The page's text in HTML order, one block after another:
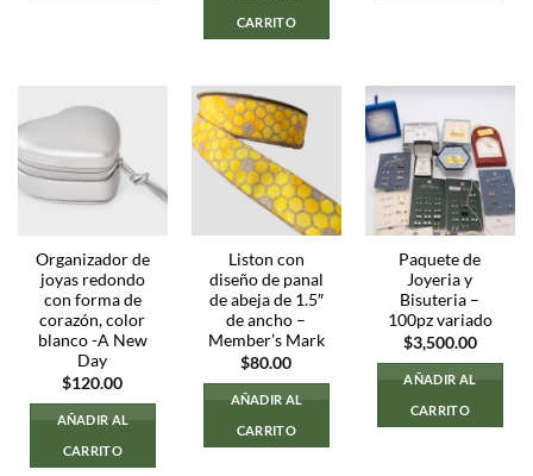
CARRITO
Organizador de
joyas redondo
con forma de
corazón, color
blanco -A New
Day
$120.00
AÑADIR AL
CARRITO
Liston con
diseño de panal
de abeja de 1.5″
de ancho –
Member’s Mark
$80.00
AÑADIR AL
CARRITO
Paquete de
Joyeria y
Bisuteria –
100pz variado
$3,500.00
AÑADIR AL
CARRITO